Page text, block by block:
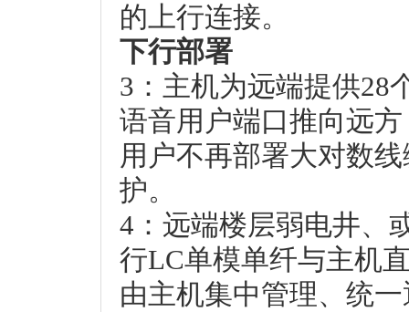
的上行连接。
下行部署
3：主机为远端提供28
语音用户端口推向远
用户不再部署大对数
护。
4：远端楼层弱电井、
行LC单模单纤与主机
由主机集中管理、统